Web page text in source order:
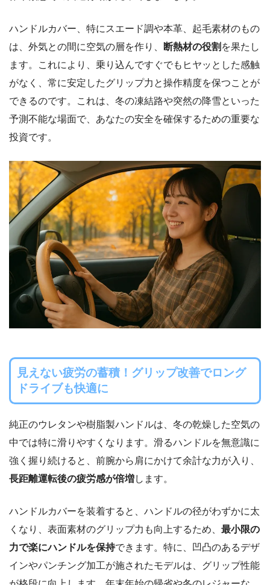
ハンドルカバー、特にスエード調や本革、起毛素材のもの
は、外気との間に空気の層を作り、
断熱材の役割 を果たし
ます。これにより、乗り込んですぐでもヒヤッとした感触
がなく、常に安定したグリップ力と操作精度を保つことが
できるのです。これは、冬の凍結路や突然の降雪といった
予測不能な場面で、あなたの安全を確保するための重要な
投資です。
見えない疲労の蓄積！グリップ改善でロング
ドライブも快適に
純正のウレタンや樹脂製ハンドルは、冬の乾燥した空気の
中では特に滑りやすくなります。滑るハンドルを無意識に
強く握り続けると、前腕から肩にかけて余計な力が入り、
長距離運転後の疲労感が倍増します。
ハンドルカバーを装着すると、ハンドルの径がわずかに太
くなり、表面素材のグリップ力も向上するため、 最小限の
力で楽にハンドルを保持できます。特に、凹凸のあるデザ
インやパンチング加工が施されたモデルは、グリップ性能